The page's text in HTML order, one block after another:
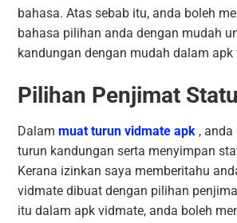
bahasa. Atas sebab itu, anda boleh
bahasa pilihan anda dengan mudah
kandungan dengan mudah dalam apk
Pilihan Penjimat
Dalammuat turun vidmate apk ,
turun kandungan serta menyimpan
Kerana izinkan saya memberitahu
vidmate dibuat dengan pilihan
itu dalam apk vidmate, anda boleh